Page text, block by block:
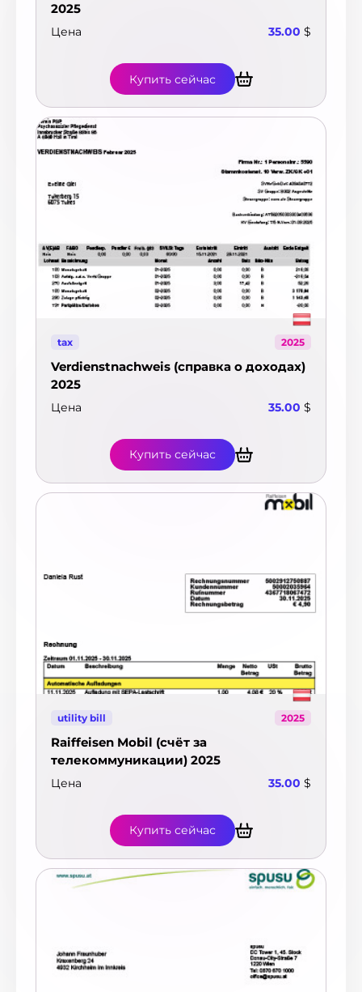
2025
Цена 35.00 $
Купить сейчас
tax 2025
Verdienstnachweis (справка о доходах)
2025
Цена 35.00 $
Купить сейчас
utility bill 2025
Raiffeisen Mobil (счёт за
телекоммуникации) 2025
Цена 35.00 $
Купить сейчас